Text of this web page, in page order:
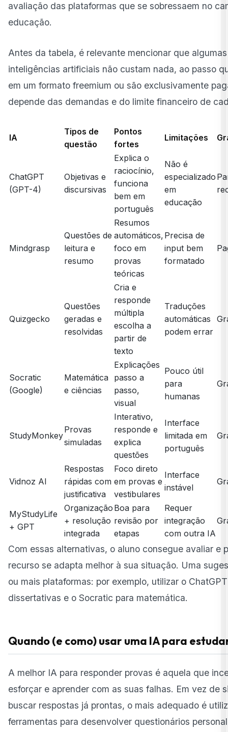
avaliação das plataformas que se sobressaem no
educação.
Antes da tabela, é relevante mencionar que
inteligências artificiais não custam nada, ao passo
em um formato freemium ou são exclusivamente
depende das demandas e do limite financeiro de
IA
Tipos de
questão
Pontos
fortes
Limitações
ChatGPT
(GPT-4)
Objetivas e
discursivas
Explica o
raciocínio,
funciona
bem em
português
Não é
especializado
em
educação
Mindgrasp
Questões de
leitura e
resumo
Resumos
automáticos,
foco em
provas
teóricas
Precisa de
input bem
formatado
Quizgecko
Questões
geradas e
resolvidas
Cria e
responde
múltipla
escolha a
partir de
texto
Traduções
automáticas
podem errar
Socratic
(Google)
Matemática
e ciências
Explicações
passo a
passo,
visual
Pouco útil
para
humanas
StudyMonkey
Provas
simuladas
Interativo,
responde e
explica
questões
Interface
limitada em
português
Vidnoz AI
Respostas
rápidas com
justificativa
Foco direto
em provas e
vestibulares
Interface
instável
MyStudyLife
+ GPT
Organização
+ resolução
integrada
Boa para
revisão por
etapas
Requer
integração
com outra IA
Com essas alternativas, o aluno consegue avaliar e
recurso se adapta melhor à sua situação. Uma
ou mais plataformas: por exemplo, utilizar o
dissertativas e o Socratic para matemática.
Quando (e como) usar uma IA para
A melhor IA para responder provas é aquela que
esforçar e aprender com as suas falhas. Em vez de
buscar respostas já prontas, o mais adequado é
ferramentas para desenvolver questionários